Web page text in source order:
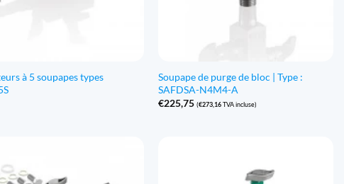
à 5 soupapes types
Soupape de purge de bloc | Type :
SAFDSA-N4M4-A
€225,75 (€273,16TVA incluse)